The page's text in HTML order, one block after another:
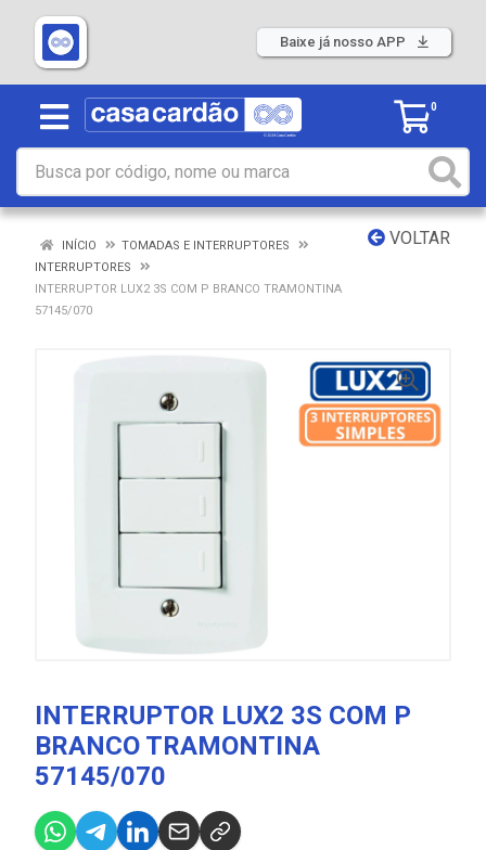
Baixe já nosso APP
0
VOLTAR
INÍCIO
TOMADAS E INTERRUPTORES
INTERRUPTORES
INTERRUPTOR LUX2 3S COM P BRANCO TRAMONTINA
57145/070
INTERRUPTOR LUX2 3S COM P
BRANCO TRAMONTINA
57145/070